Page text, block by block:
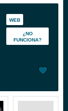
WEB
¿NO
FUNCIONA?